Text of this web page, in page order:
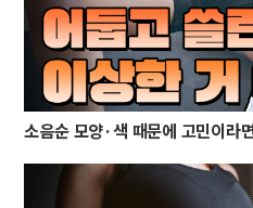
소음순 모양·색 때문에 고민이라